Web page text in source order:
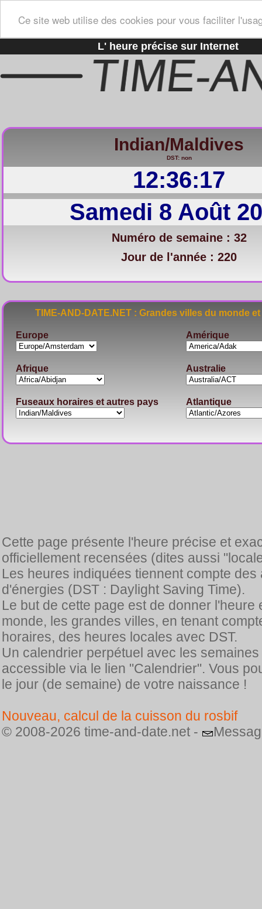
Ce site web utilise des cookies pour vous faciliter
L' heure précise sur Internet
Indian/Maldives
DST: non
12:36:18
Samedi 8 Août
Numéro de semaine : 32
Jour de l'année : 220
TIME-AND-DATE.NET : Grandes villes du
Europe Amérique
Afrique Australie
Fuseaux horaires et autres pays Atlantique
Cette page présente l'heure précise et
officiellement recensées (dites aussi
Les heures indiquées tiennent compte
d'énergies (DST : Daylight Saving Time).
Le but de cette page est de donner
monde, les grandes villes, en tenant
horaires, des heures locales avec DST.
Un calendrier perpétuel avec les
accessible via le lien "Calendrier". Vous
le jour (de semaine) de votre naissance !
Nouveau, calcul de la cuisson du rosbif
© 2008-2026 time-and-date.net -